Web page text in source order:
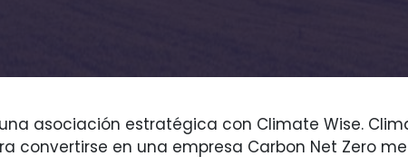
asociación estratégica con Climate Wise.
convertirse en una empresa Carbon Net Zero